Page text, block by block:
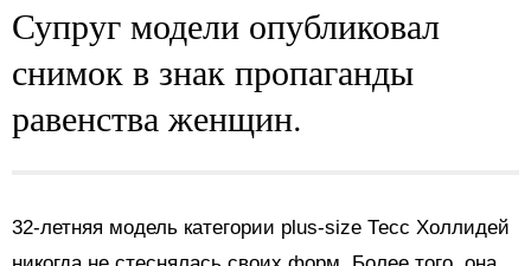
Супруг модели опубликовал
снимок в знак пропаганды
равенства женщин.
32-летняя модель категории plus-size Тесс Холлидей